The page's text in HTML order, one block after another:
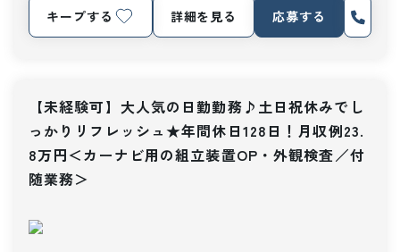
キープする 詳細を見る 応募する
【未経験可】大人気の日勤勤務♪土日祝休みでし
っかりリフレッシュ★年間休日128日！月収例23.
8万円＜カーナビ用の組立装置OP・外観検査／付
随業務＞